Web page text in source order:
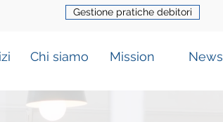
Gestione pratiche debitori
Chi siamo Mission News